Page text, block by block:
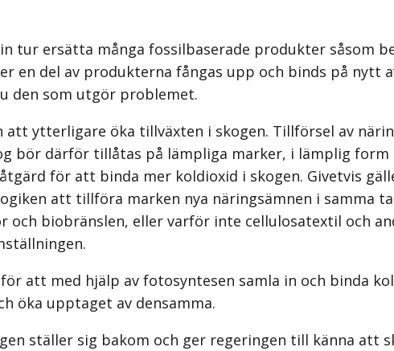
tur ersätta många fossil­baserade produkter såsom
en del av produkterna fångas upp och binds på nytt
den som utgör problemet.
ytterligare öka tillväxten i skogen. Tillförsel av
bör därför tillåtas på lämpliga marker, i lämplig
för att binda mer koldioxid i skogen. Givetvis
att tillföra marken nya näringsämnen i samma
och biobränslen, eller varför inte cellulosatextil och
att med hjälp av fotosyntesen samla in och binda
öka upptaget av densamma.
ställer sig bakom och ger regeringen till känna att